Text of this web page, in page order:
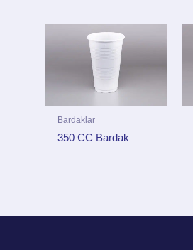
Bardaklar
350 CC Bardak